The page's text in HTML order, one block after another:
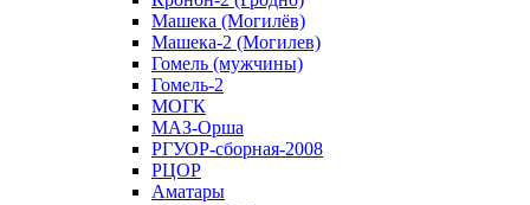
Машека (Могилёв)
Машека-2 (Могилев)
Гомель (мужчины)
Гомель-2
МОГК
МАЗ-Орша
РГУОР-сборная-2008
РЦОР
Аматары